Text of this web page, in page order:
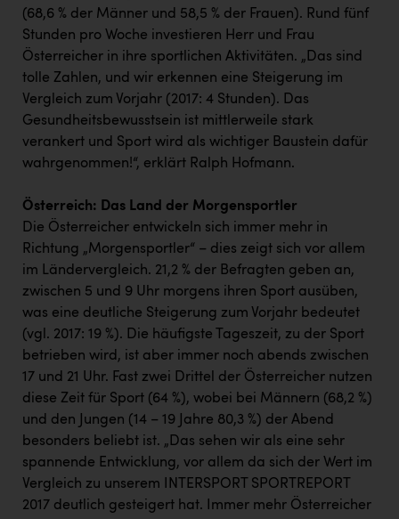
(68,6 % der Männer und 58,5 % der Frauen). Rund fünf
Stunden pro Woche investieren Herr und Frau
Österreicher in ihre sportlichen Aktivitäten. „Das sind
tolle Zahlen, und wir erkennen eine Steigerung im
Vergleich zum Vorjahr (2017: 4 Stunden). Das
Gesundheitsbewusstsein ist mittlerweile stark
verankert und Sport wird als wichtiger Baustein dafür
wahrgenommen!“, erklärt Ralph Hofmann.
Österreich: Das Land der Morgensportler
Die Österreicher entwickeln sich immer mehr in
Richtung „Morgensportler“ – dies zeigt sich vor allem
im Ländervergleich. 21,2 % der Befragten geben an,
zwischen 5 und 9 Uhr morgens ihren Sport ausüben,
was eine deutliche Steigerung zum Vorjahr bedeutet
(vgl. 2017: 19 %). Die häufigste Tageszeit, zu der Sport
betrieben wird, ist aber immer noch abends zwischen
17 und 21 Uhr. Fast zwei Drittel der Österreicher nutzen
diese Zeit für Sport (64 %), wobei bei Männern (68,2 %)
und den Jungen (14 – 19 Jahre 80,3 %) der Abend
besonders beliebt ist. „Das sehen wir als eine sehr
spannende Entwicklung, vor allem da sich der Wert im
Vergleich zu unserem INTERSPORT SPORTREPORT
2017 deutlich gesteigert hat. Immer mehr Österreicher